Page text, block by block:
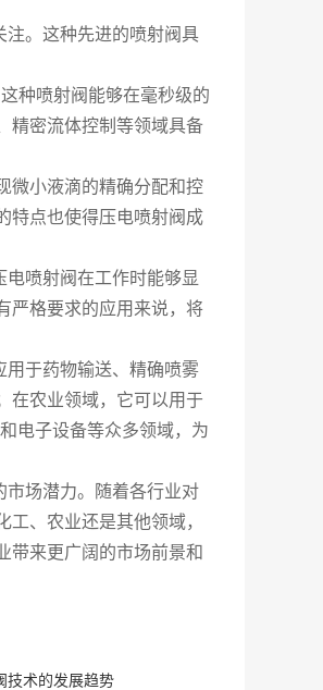
。这种先进的喷射阀具
种喷射阀能够在毫秒级的
精密流体控制等领域具备
微小液滴的精确分配和控
特点也使得压电喷射阀成
喷射阀在工作时能够显
严格要求的应用来说，将
于药物输送、精确喷雾
在农业领域，它可以用于
电子设备等众多领域，为
场潜力。随着各行业对
、农业还是其他领域，
带来更广阔的市场前景和
技术的发展趋势